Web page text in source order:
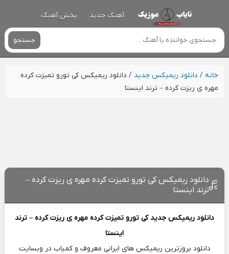
آهنگ جدید پخش آهنگ
جستجو
خانه/ دانلود ریمیکس جدید / دانلود ریمیکس کی تورو تمیزت کرده
مهره ی ریزت کرده – ترند اینستا
دانلود ریمیکس کی تورو تمیزت کرده مهره ی ریزت کرده –
ترند اینستا
دانلود ریمیکس جدیدکی تورو تمیزت کرده مهره ی ریزت کرده – ترند
اینستا
دانلود بروزترین ریمیکس های ایرانی معروف و کمیاب در وبسایت